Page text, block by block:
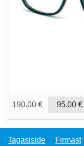
190.00 € 95.00 €
Tagasiside Firmast